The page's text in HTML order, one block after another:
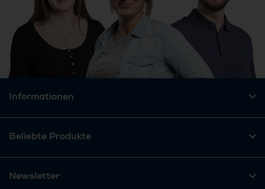
Informationen
Beliebte Produkte
Newsletter